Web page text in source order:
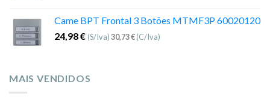
Came BPT Frontal 3 Botões MTMF3P 60020120
24,98€ (S/Iva)30,73€(C/Iva)
MAIS VENDIDOS